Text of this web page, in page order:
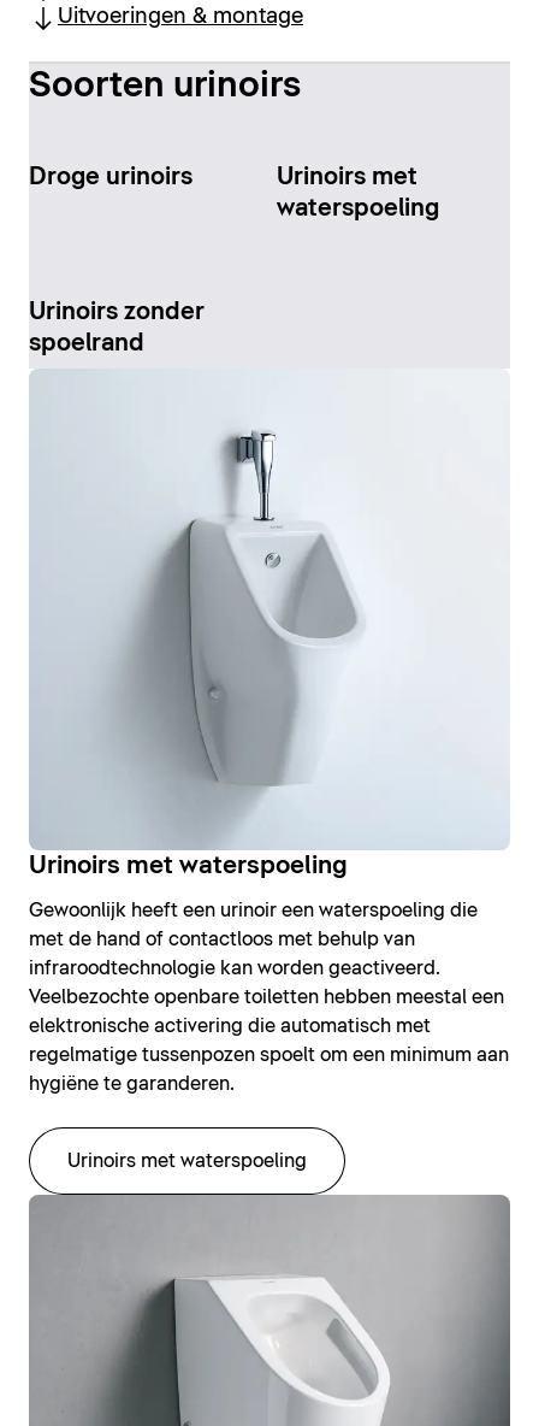
Uitvoeringen & montage
Soorten urinoirs
Droge urinoirs
Urinoirs met
waterspoeling
Urinoirs zonder
spoelrand
Urinoirs met waterspoeling
Gewoonlijk heeft een urinoir een waterspoeling die
met de hand of contactloos met behulp van
infraroodtechnologie kan worden geactiveerd.
Veelbezochte openbare toiletten hebben meestal een
elektronische activering die automatisch met
regelmatige tussenpozen spoelt om een minimum aan
hygiëne te garanderen.
Urinoirs met waterspoeling